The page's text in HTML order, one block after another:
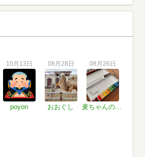
10月13日
poyon
08月28日
おおぐし
08月26日
麦ちゃんのおすすめがオススメ